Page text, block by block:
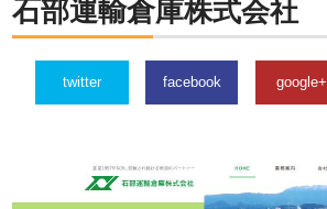
石部運輸倉庫株式会社
twitter facebook google+